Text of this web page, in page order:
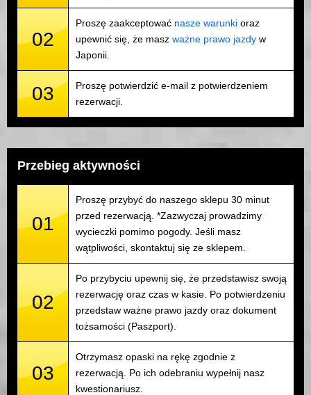
02
Proszę zaakceptować nasze warunki oraz
upewnić się, że masz ważne prawo jazdy w
Japonii.
03
Proszę potwierdzić e-mail z potwierdzeniem
rezerwacji.
Przebieg aktywności
01
Proszę przybyć do naszego sklepu 30 minut
przed rezerwacją. *Zazwyczaj prowadzimy
wycieczki pomimo pogody. Jeśli masz
wątpliwości, skontaktuj się ze sklepem.
02
Po przybyciu upewnij się, że przedstawisz swoją
rezerwację oraz czas w kasie. Po potwierdzeniu
przedstaw ważne prawo jazdy oraz dokument
tożsamości (Paszport).
03
Otrzymasz opaski na rękę zgodnie z
rezerwacją. Po ich odebraniu wypełnij nasz
kwestionariusz.